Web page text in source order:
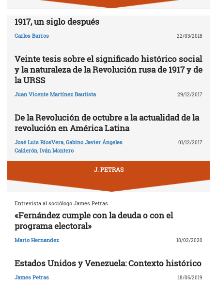
1917, un siglo después
Carlos Barros 22/03/2018
Veinte tesis sobre el significado histórico social
y la naturaleza de la Revolución rusa de 1917 y de
la URSS
Juan Vicente Martínez Bautista 29/12/2017
De la Revolución de octubre a la actualidad de la
revolución en América Latina
José Luis RíosVera, Gabino Javier Ángeles
Calderón, Iván Montero
01/12/2017
J. PETRAS
Entrevista al sociólogo James Petras
«Fernández cumple con la deuda o con el
programa electoral»
Mario Hernandez 18/02/2020
Estados Unidos y Venezuela: Contexto histórico
James Petras 18/05/2019